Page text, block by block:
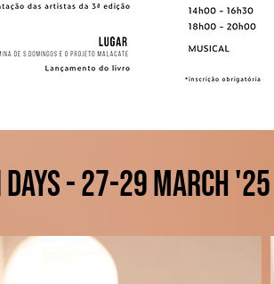
- 27-29 March '25